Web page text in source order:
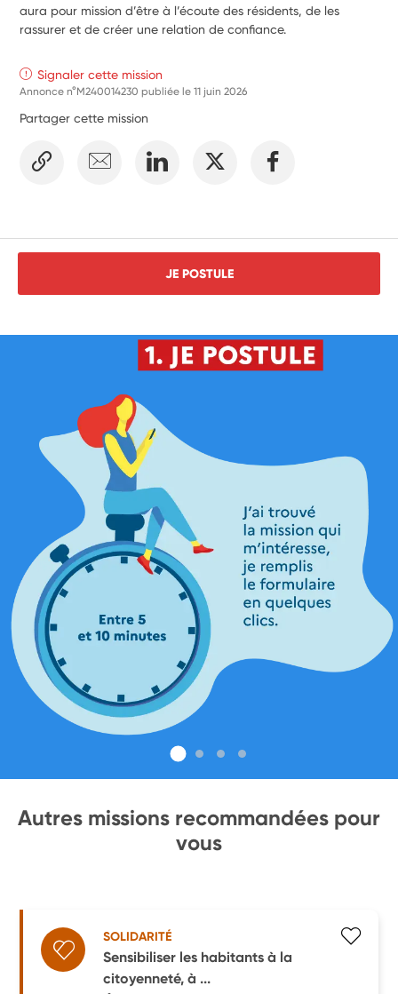
aura pour mission d’être à l’écoute des résidents, de les
rassurer et de créer une relation de confiance.
Signaler cette mission
Annonce n°M240014230 publiée le11 juin 2026
Partager cette mission
JE POSTULE
Autres missions recommandées pour
vous
SOLIDARITÉ
Sensibiliser les habitants à la
citoyenneté, à ...